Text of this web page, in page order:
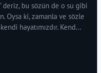
deriz, bu sözün de o su gibi
Oysa ki, zamanla ve sözle
hayatımızdır. Kend...